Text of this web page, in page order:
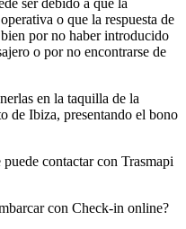
o que la respuesta de
por no haber introducido
o por no encontrarse de
en la taquilla de la
de Ibiza, presentando el bono
contactar con Trasmapi
con Check-in online?